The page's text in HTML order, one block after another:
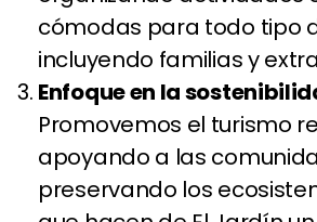
cómodas para todo tipo
incluyendo familias y
Enfoque en la
Promovemos el turismo
apoyando a las
preservando los